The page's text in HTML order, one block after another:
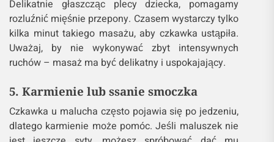
Delikatnie głaszcząc plecy dziecka, pomagamy
rozluźnić mięśnie przepony. Czasem wystarczy tylko
kilka minut takiego masażu, aby czkawka ustąpiła.
Uważaj, by nie wykonywać zbyt intensywnych
ruchów – masaż ma być delikatny i uspokajający.
5. Karmienie lub ssanie smoczka
Czkawka u malucha często pojawia się po jedzeniu,
dlatego karmienie może pomóc. Jeśli maluszek nie